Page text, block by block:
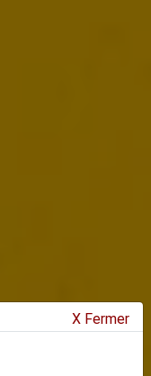
X Fermer